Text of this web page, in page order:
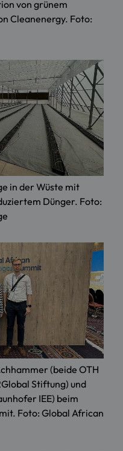
von grünem
Cleanenergy. Foto:
in der Wüste mit
Dünger. Foto:
(beide OTH
Stiftung) und
IEE) beim
Foto: Global African